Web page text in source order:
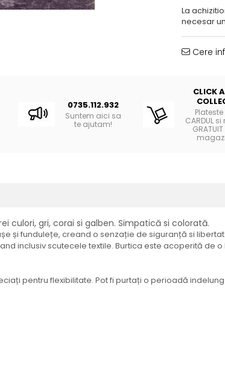
La
necesar
Cere
0735.112.932
Suntem aici sa
te ajutam!
CLICK
CARDUL
culori, gri, corai si galben. Simpatică si colorată.
și fundulețe, creand o senzație de siguranță si
inclusiv scutecele textile. Burtica este acoperită de
pentru flexibilitate. Pot fi purtați o perioadă